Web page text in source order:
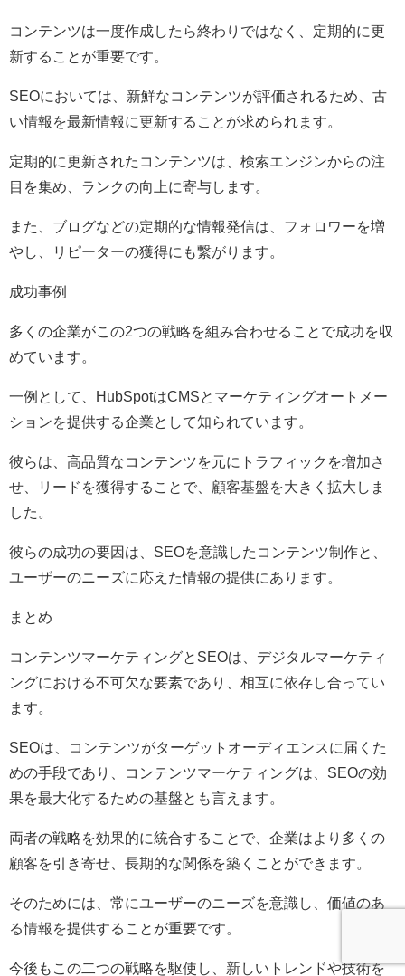
コンテンツは一度作成したら終わりではなく、定期的に更
新することが重要です。
SEOにおいては、新鮮なコンテンツが評価されるため、古
い情報を最新情報に更新することが求められます。
定期的に更新されたコンテンツは、検索エンジンからの注
目を集め、ランクの向上に寄与します。
また、ブログなどの定期的な情報発信は、フォロワーを増
やし、リピーターの獲得にも繋がります。
成功事例
多くの企業がこの2つの戦略を組み合わせることで成功を収
めています。
一例として、HubSpotはCMSとマーケティングオートメー
ションを提供する企業として知られています。
彼らは、高品質なコンテンツを元にトラフィックを増加さ
せ、リードを獲得することで、顧客基盤を大きく拡大しま
した。
彼らの成功の要因は、SEOを意識したコンテンツ制作と、
ユーザーのニーズに応えた情報の提供にあります。
まとめ
コンテンツマーケティングとSEOは、デジタルマーケティ
ングにおける不可欠な要素であり、相互に依存し合ってい
ます。
SEOは、コンテンツがターゲットオーディエンスに届くた
めの手段であり、コンテンツマーケティングは、SEOの効
果を最大化するための基盤とも言えます。
両者の戦略を効果的に統合することで、企業はより多くの
顧客を引き寄せ、長期的な関係を築くことができます。
そのためには、常にユーザーのニーズを意識し、価値のあ
る情報を提供することが重要です。
今後もこの二つの戦略を駆使し、新しいトレンドや技術を